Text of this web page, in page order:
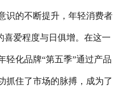
的不断提升，年轻消费者
喜爱程度与日俱增。在这一
轻化品牌“第五季”通过产品
抓住了市场的脉搏，成为了